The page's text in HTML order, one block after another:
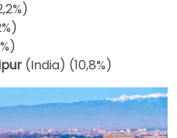
(India) (10,8%)